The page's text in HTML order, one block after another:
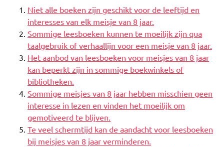
Niet alle boeken zijn geschikt voor de leeftijd en
interesses van elk meisje van 8 jaar.
Sommige leesboeken kunnen te moeilijk zijn qua
taalgebruik of verhaallijn voor een meisje van 8 jaar.
Het aanbod van leesboeken voor meisjes van 8 jaar
kan beperkt zijn in sommige boekwinkels of
bibliotheken.
Sommige meisjes van 8 jaar hebben misschien geen
interesse in lezen en vinden het moeilijk om
gemotiveerd te blijven.
Te veel schermtijd kan de aandacht voor leesboeken
bij meisjes van 8 jaar verminderen.